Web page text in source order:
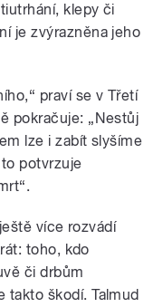
klepy či
je zvýrazněna jeho
praví se v Třetí
pokračuje: „Nestůj
lze i zabít slyšíme
potvrzuje
více rozvádí
toho, kdo
či drbům
takto škodí. Talmud